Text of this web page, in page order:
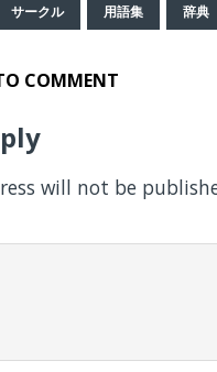
サークル 用語集 辞典
COMMENT
will not be